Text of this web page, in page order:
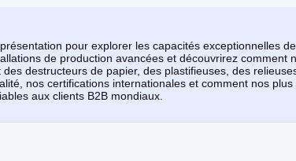
pour explorer les capacités exceptionnelles
de production avancées et découvrirez comment
destructeurs de papier, des plastifieuses, des
nos certifications internationales et comment nos
aux clients B2B mondiaux.